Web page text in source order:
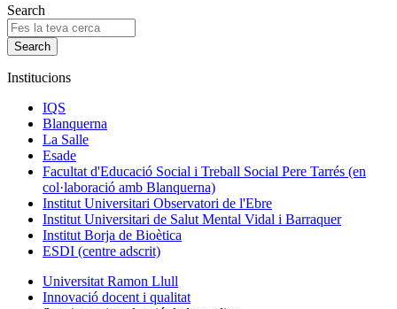
Search
Institucions
IQS
Blanquerna
La Salle
Esade
Facultat d'Educació Social i Treball Social Pere Tarrés (en
col·laboració amb Blanquerna)
Institut Universitari Observatori de l'Ebre
Institut Universitari de Salut Mental Vidal i Barraquer
Institut Borja de Bioètica
ESDI (centre adscrit)
Universitat Ramon Llull
Innovació docent i qualitat